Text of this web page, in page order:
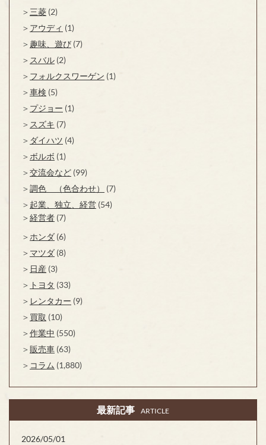
三菱 (2)
アウディ (1)
趣味、遊び (7)
スバル (2)
フォルクスワーゲン (1)
車検 (5)
プジョー (1)
スズキ (7)
ダイハツ (4)
ボルボ (1)
交流会など (99)
調色 （色合わせ）
(7)
起業、独立、経営 (54)
経営者 (7)
ホンダ (6)
マツダ (8)
日産 (3)
トヨタ (33)
レンタカー (9)
買取 (10)
作業中 (550)
販売車 (63)
コラム (1,880)
最新記事 ARTICLE
2026/05/01